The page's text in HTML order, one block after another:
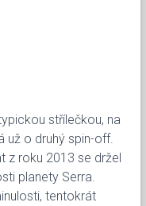
střílečkou, na
už o druhý spin-off.
z roku 2013 se držel
planety Serra.
tentokrát